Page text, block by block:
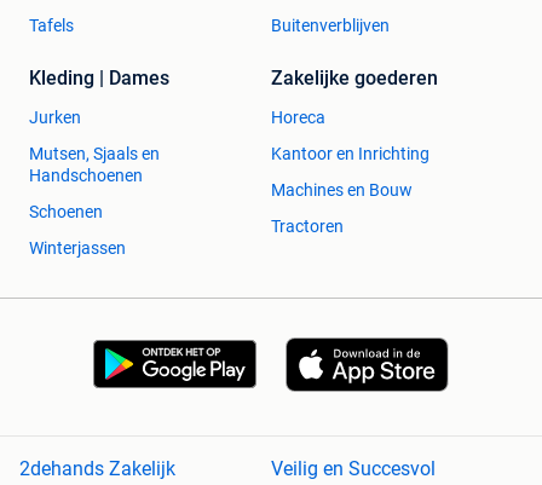
Tafels
Buitenverblijven
Kleding | Dames
Jurken
Mutsen, Sjaals en
Handschoenen
Schoenen
Winterjassen
Zakelijke goederen
Horeca
Kantoor en Inrichting
Machines en Bouw
Tractoren
2dehands Zakelijk Veilig en Succesvol